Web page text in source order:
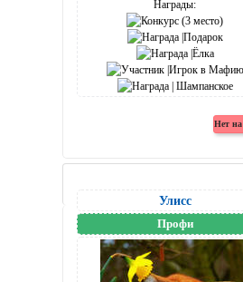
Награды:
Улисс
Профи